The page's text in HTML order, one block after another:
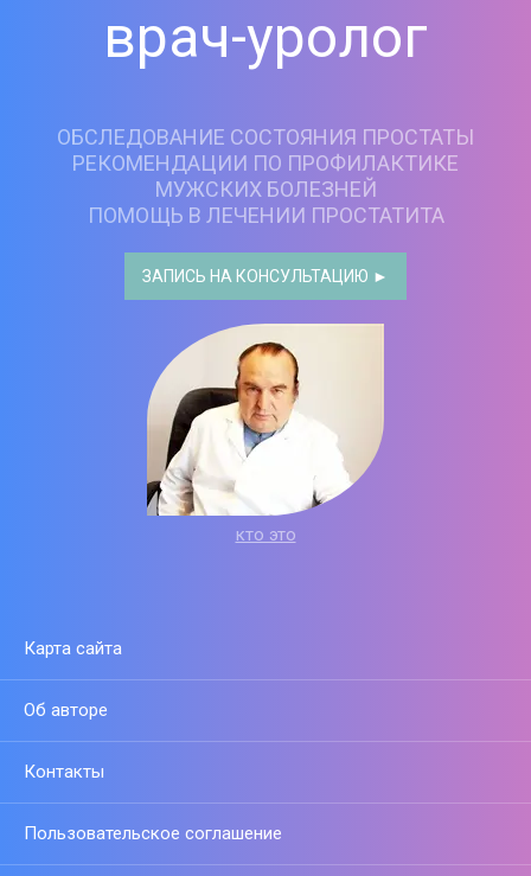
врач-уролог
ОБСЛЕДОВАНИЕ СОСТОЯНИЯ ПРОСТАТЫ
РЕКОМЕНДАЦИИ ПО ПРОФИЛАКТИКЕ
МУЖСКИХ БОЛЕЗНЕЙ
ПОМОЩЬ В ЛЕЧЕНИИ ПРОСТАТИТА
ЗАПИСЬ НА КОНСУЛЬТАЦИЮ ►
кто это
Карта сайта
Об авторе
Контакты
Пользовательское соглашение